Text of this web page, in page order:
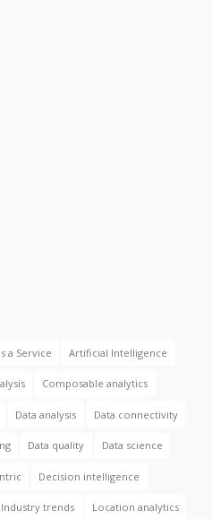
a Service Artificial Intelligence
Composable analytics
Data analysis Data connectivity
Data quality Data science
Decision intelligence
Industry trends Location analytics